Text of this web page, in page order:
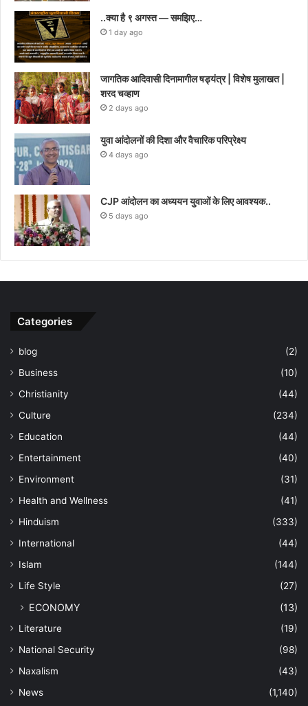
..क्या है ९ अगस्त — समझिए…
1 day ago
जागतिक आदिवासी दिनामागील षड्यंत्र | विशेष मुलाखत |
शरद चव्हाण
2 days ago
युवा आंदोलनों की दिशा और वैचारिक परिप्रेक्ष्य
4 days ago
CJP आंदोलन का अध्ययन युवाओं के लिए आवश्यक..
5 days ago
Categories
blog
(2)
Business
(10)
Christianity
(44)
Culture
(234)
Education
(44)
Entertainment
(40)
Environment
(31)
Health and Wellness
(41)
Hinduism
(333)
International
(44)
Islam
(144)
Life Style
(27)
ECONOMY (13)
Literature
(19)
National Security
(98)
Naxalism
(43)
News
(1,140)